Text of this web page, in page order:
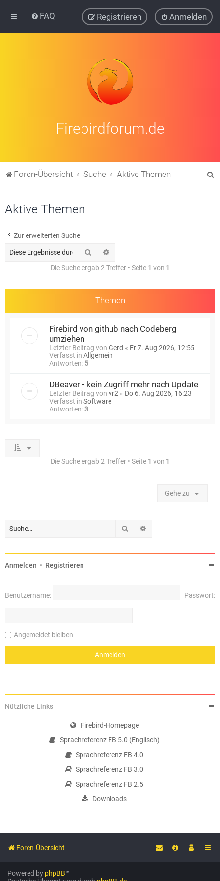
FAQ Anmelden
Registrieren
Firebirdforum.de
Foren-Übersicht Suche Aktive Themen
Aktive Themen
Zur erweiterten Suche
Suche
Die Suche ergab 2 Treffer • Seite 1 von 1
Themen
Firebird von github nach Codeberg
umziehen
Letzter Beitrag von Gerd « Fr 7. Aug 2026, 12:55
Verfasst in Allgemein
Antworten: 5
DBeaver - kein Zugriff mehr nach Update
Letzter Beitrag von vr2 « Do 6. Aug 2026, 16:23
Verfasst in Software
Antworten:3
Die Suche ergab 2 Treffer • Seite 1 von 1
Gehe zu
Suche
Anmelden • Registrieren
Benutzername: Passwort:
Angemeldet bleiben
Nützliche Links
Firebird-Homepage
Sprachreferenz FB 5.0 (Englisch)
Sprachreferenz FB 4.0
Sprachreferenz FB 3.0
Sprachreferenz FB 2.5
Downloads
Foren-Übersicht
Powered by phpBB™